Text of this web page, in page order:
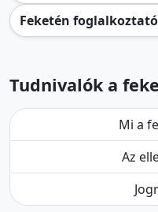
Feketén
Tudnivalók a
Mi a
Az